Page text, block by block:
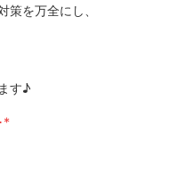
策を万全にし、
す♪
*